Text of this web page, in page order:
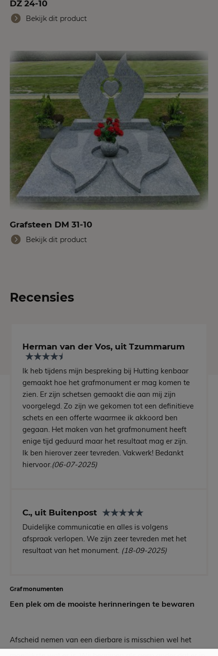
DZ 24-10
Bekijk dit product
Grafsteen DM 31-10
Bekijk dit product
Recensies
Herman van der Vos, uit Tzummarum
Ik heb tijdens mijn bespreking bij Hutting kenbaar
gemaakt hoe het grafmonument er mag komen te
zien. Er zijn schetsen gemaakt die aan mij zijn
voorgelegd. Zo zijn we gekomen tot een definitieve
schets en een offerte waarmee ik akkoord ben
gegaan. Het maken van het grafmonument heeft
enige tijd geduurd maar het resultaat mag er zijn.
Ik ben hierover zeer tevreden. Vakwerk! Bedankt
hiervoor.(06-07-2025)
C., uit Buitenpost
Duidelijke communicatie en alles is volgens
afspraak verlopen. We zijn zeer tevreden met het
resultaat van het monument. (18-09-2025)
Grafmonumenten
Een plek om de mooiste herinneringen te bewaren
Afscheid nemen van een dierbare is misschien wel het